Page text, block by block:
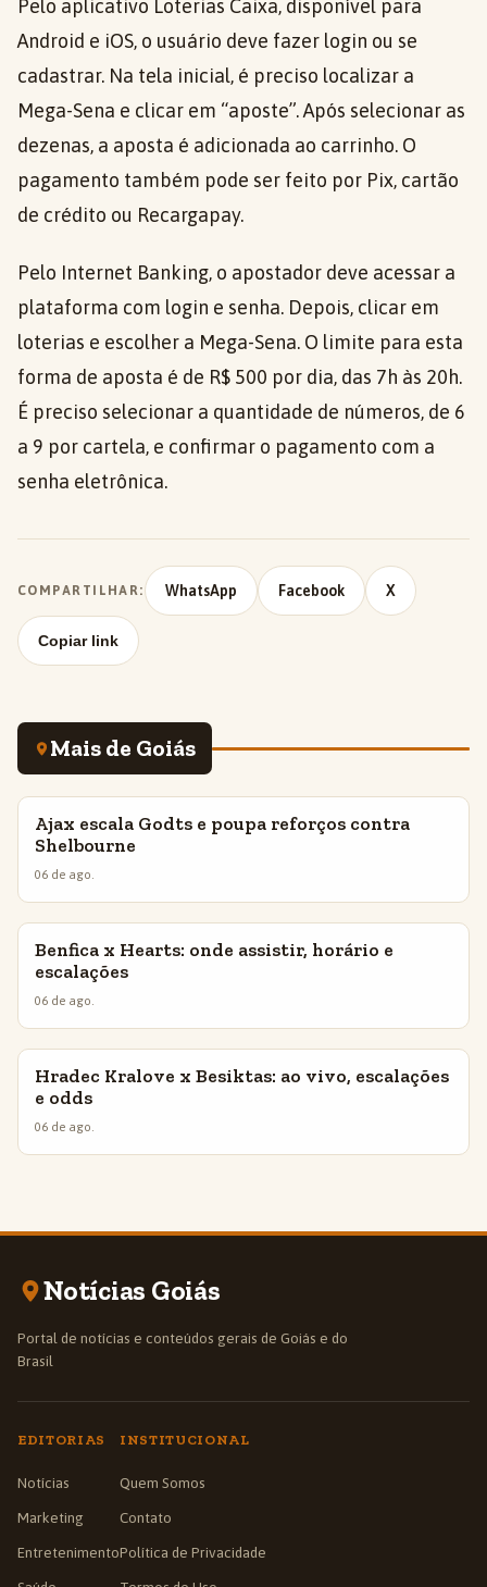
Pelo aplicativo Loterias Caixa, disponível para
Android e iOS, o usuário deve fazer login ou se
cadastrar. Na tela inicial, é preciso localizar a
Mega-Sena e clicar em “aposte”. Após selecionar as
dezenas, a aposta é adicionada ao carrinho. O
pagamento também pode ser feito por Pix, cartão
de crédito ou Recargapay.
Pelo Internet Banking, o apostador deve acessar a
plataforma com login e senha. Depois, clicar em
loterias e escolher a Mega-Sena. O limite para esta
forma de aposta é de R$ 500 por dia, das 7h às 20h.
É preciso selecionar a quantidade de números, de 6
a 9 por cartela, e confirmar o pagamento com a
senha eletrônica.
COMPARTILHAR: WhatsApp Facebook X
Copiar link
Mais de Goiás
INSIGHTS
Ajax escala Godts e poupa reforços contra
Shelbourne
06 de ago.
INSIGHTS
Benfica x Hearts: onde assistir, horário e
escalações
06 de ago.
INSIGHTS
Hradec Kralove x Besiktas: ao vivo, escalações
e odds
06 de ago.
Notícias Goiás
Portal de notícias e conteúdos gerais de Goiás e do
Brasil
EDITORIAS
Notícias
Marketing
Entretenimento
INSTITUCIONAL
Quem Somos
Contato
Política de Privacidade